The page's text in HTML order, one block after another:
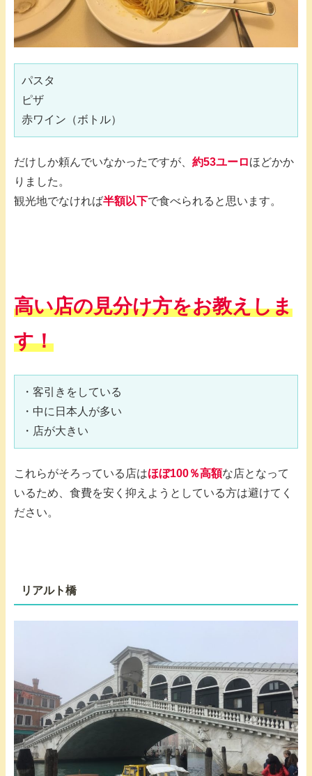
パスタ
ピザ
赤ワイン（ボトル）
だけしか頼んでいなかったですが、 約53ユーロほどかか
りました。
観光地でなければ半額以下で食べられると思います。
高い店の見分け方をお教えしま
す！
・客引きをしている
・中に日本人が多い
・店が大きい
これらがそろっている店はほぼ100％高額な店となって
いるため、食費を安く抑えようとしている方は避けてく
ださい。
リアルト橋